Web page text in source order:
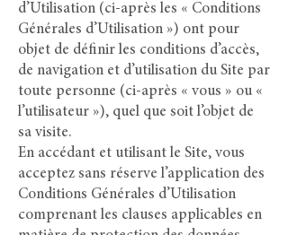
d’Utilisation (ci-après les « Conditions
Générales d’Utilisation ») ont pour
objet de définir les conditions d’accès,
de navigation et d’utilisation du Site par
toute personne (ci-après « vous » ou «
l’utilisateur »), quel que soit l’objet de
sa visite.
En accédant et utilisant le Site, vous
acceptez sans réserve l’application des
Conditions Générales d’Utilisation
comprenant les clauses applicables en